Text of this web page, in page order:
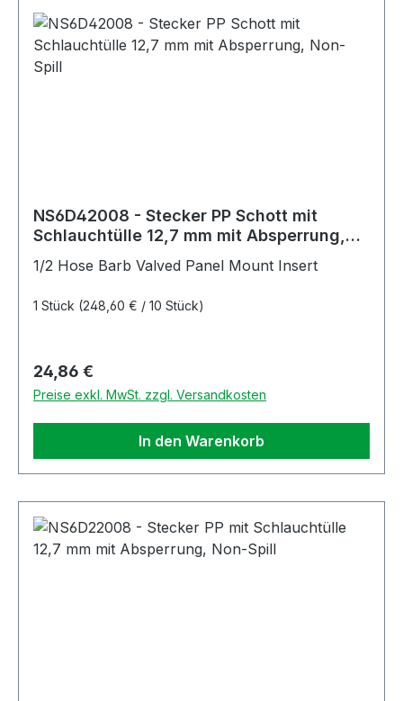
NS6D42008 - Stecker PP Schott mit
Schlauchtülle 12,7 mm mit Absperrung,
1/2 Hose Barb Valved Panel Mount Insert
1 Stück (248,60 € / 10 Stück)
Regulärer Preis:
24,86 €
Preise exkl. MwSt. zzgl. Versandkosten
In den Warenkorb